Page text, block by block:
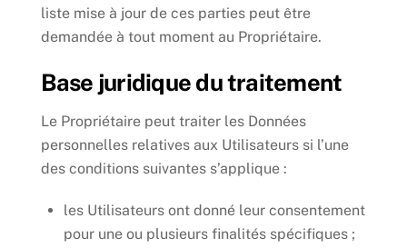
liste mise à jour de ces parties peut être
demandée à tout moment au Propriétaire.
Base juridique du traitement
Le Propriétaire peut traiter les Données
personnelles relatives aux Utilisateurs si l’une
des conditions suivantes s’applique :
les Utilisateurs ont donné leur consentement
pour une ou plusieurs finalités spécifiques ;